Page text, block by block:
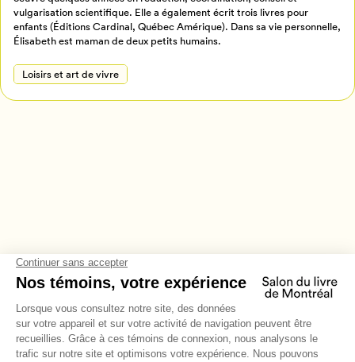
vulgarisation scientifique. Elle a également écrit trois livres pour
enfants (Éditions Cardinal, Québec Amérique). Dans sa vie personnelle,
Élisabeth est maman de deux petits humains.
Loisirs et art de vivre
Annuler